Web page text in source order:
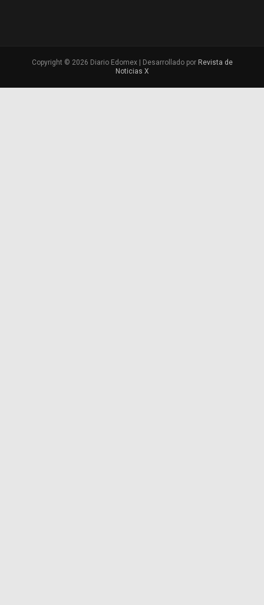
Copyright © 2026 Diario Edomex | Desarrollado por Revista de
Noticias X